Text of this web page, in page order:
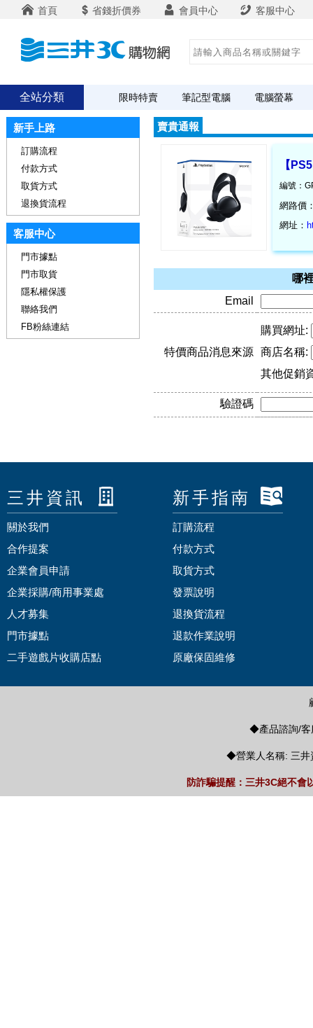
首頁 省錢折價券 會員中心 客服中心
全站分類 限時特賣 筆記型電腦 電腦螢幕
賣貴通報
【
編號：
網路價
網址：
哪
Email
特價商品消息來源
購買網址:
商店名稱:
其他促銷
驗證碼
新手上路
訂購流程
付款方式
取貨方式
退換貨流程
客服中心
門市據點
門市取貨
隱私權保護
聯絡我們
FB粉絲連結
三井資訊
關於我們
合作提案
企業會員申請
企業採購/商用事業處
人才募集
門市據點
二手遊戲片收購店點
新手指南
訂購流程
付款方式
取貨方式
發票說明
退換貨流程
退款作業說明
原廠保固維修
◆產品諮詢/客
◆營業人名稱: 三井
防詐騙提醒：三井3C絕不會